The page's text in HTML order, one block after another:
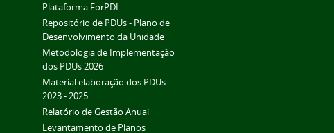
Plataforma ForPDI
Repositório de PDUs - Plano de
Desenvolvimento da Unidade
Metodologia de Implementação
dos PDUs 2026
Material elaboração dos PDUs
2023 - 2025
Relatório de Gestão Anual
Levantamento de Planos